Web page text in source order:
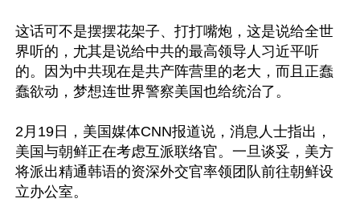
这话可不是摆摆花架子、打打嘴炮，这是说给全世
界听的，尤其是说给中共的最高领导人习近平听
的。因为中共现在是共产阵营里的老大，而且正蠢
蠢欲动，梦想连世界警察美国也给统治了。
2月19日，美国媒体CNN报道说，消息人士指出，
美国与朝鲜正在考虑互派联络官。一旦谈妥，美方
将派出精通韩语的资深外交官率领团队前往朝鲜设
立办公室。